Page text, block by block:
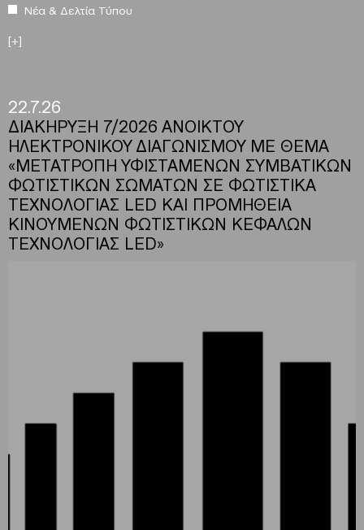
Νέα & Δελτία Τύπου
[+]
22.7.26
ΔΙΑΚΗΡΥΞΗ 7/2026 ΑΝΟΙΚΤΟΥ
ΗΛΕΚΤΡΟΝΙΚΟΥ ΔΙΑΓΩΝΙΣΜΟΥ ΜΕ ΘΕΜΑ
«ΜΕΤΑΤΡΟΠΗ ΥΦΙΣΤΑΜΕΝΩΝ ΣΥΜΒΑΤΙΚΩΝ
ΦΩΤΙΣΤΙΚΩΝ ΣΩΜΑΤΩΝ ΣΕ ΦΩΤΙΣΤΙΚΑ
ΤΕΧΝΟΛΟΓΙΑΣ LED ΚΑΙ ΠΡΟΜΗΘΕΙΑ
ΚΙΝΟΥΜΕΝΩΝ ΦΩΤΙΣΤΙΚΩΝ ΚΕΦΑΛΩΝ
ΤΕΧΝΟΛΟΓΙΑΣ LED»